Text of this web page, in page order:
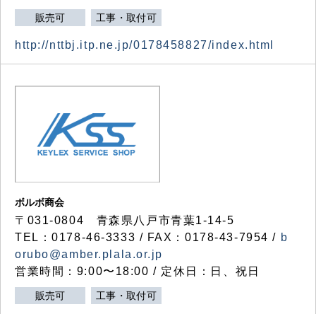
販売可 工事・取付可
http://nttbj.itp.ne.jp/0178458827/index.html
ボルボ商会
〒031-0804 青森県八戸市青葉1-14-5
TEL：0178-46-3333 / FAX：0178-43-7954 / b
orubo@amber.plala.or.jp
営業時間：9:00〜18:00 / 定休日：日、祝日
販売可 工事・取付可